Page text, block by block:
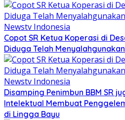
Copot SR Ketua Koperasi di
Diduga Telah
Disamping Penimbun BBM SR
Intelektual Membuat
di Lingga Bayu